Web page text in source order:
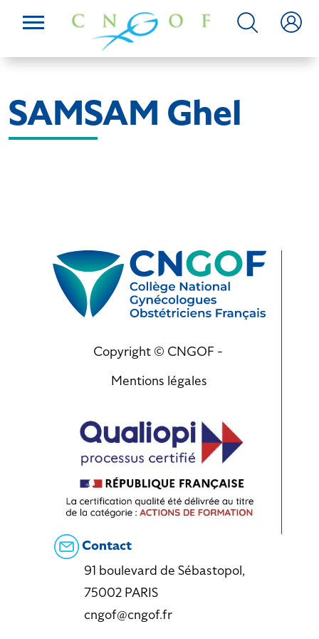
SAMSAM Ghel
Copyright © CNGOF -
Mentions légales
Contact
91 boulevard de Sébastopol,
75002 PARIS
cngof@cngof.fr